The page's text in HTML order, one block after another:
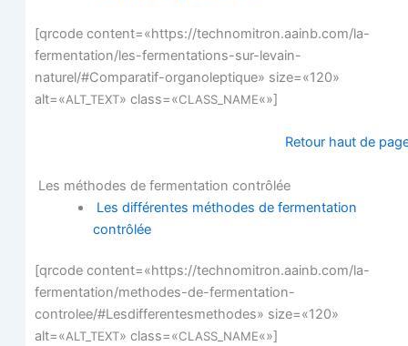
[qrcode content=«https://technomitron.aainb.com/la-
fermentation/les-fermentations-sur-levain-
naturel/#Comparatif-organoleptique» size=«120»
alt=«ALT_TEXT» class=«CLASS_NAME«»]
Retour haut de
Les méthodes de fer­men­ta­tion contrôlée
Les dif­fé­rentes méthodes de fer­men­ta­tion
contrôlée
[qrcode content=«https://technomitron.aainb.com/la-
fermentation/methodes-de-fermentation-
controlee/#Lesdifferentesmethodes» size=«120»
alt=«ALT_TEXT» class=«CLASS_NAME«»]